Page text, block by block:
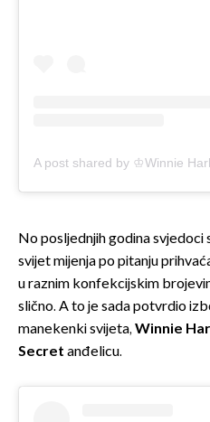
A post shared by ♔Winnie
No posljednjih godina
svijet mijenja po pitanju
u raznim konfekcijskim
slično. A to je sada potvrdio
manekenki svijeta,Winnie
Secret anđelicu.